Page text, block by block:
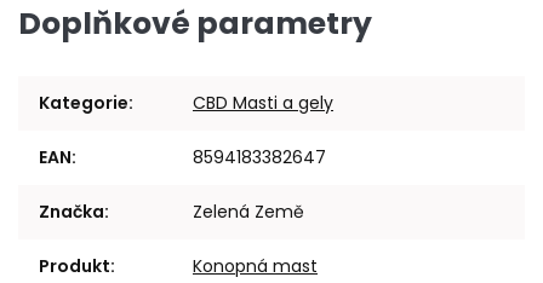
Doplňkové parametry
Kategorie: CBD Masti a gely
EAN: 8594183382647
Značka: Zelená Země
Produkt: Konopná mast